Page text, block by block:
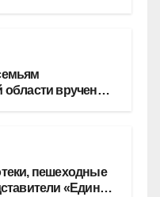
области вручены
пешеходные
«Единой